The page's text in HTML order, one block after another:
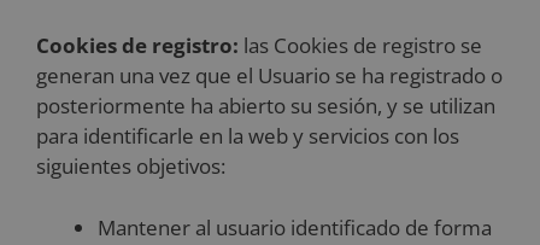
Cookies de registro: las Cookies de registro se
generan una vez que el Usuario se ha registrado o
posteriormente ha abierto su sesión, y se utilizan
para identificarle en la web y servicios con los
siguientes objetivos:
Mantener al usuario identificado de forma